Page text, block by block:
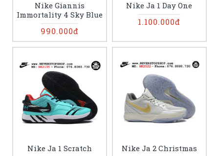
Nike Giannis
Immortality 4 Sky Blue
990.000đ
Nike Ja 1 Day One
1.100.000đ
Nike Ja 1 Scratch Nike Ja 2 Christmas